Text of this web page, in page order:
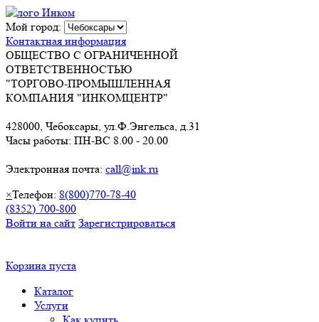
Мой город:
Контактная информация
ОБЩЕСТВО С ОГРАНИЧЕННОЙ
ОТВЕТСТВЕННОСТЬЮ
"ТОРГОВО-ПРОМЫШЛЕННАЯ
КОМПАНИЯ "ИНКОМЦЕНТР"
428000, Чебоксары, ул.Ф.Энгельса, д.31
Часы работы: ПН-ВС 8.00 - 20.00
Электронная почта: call@ink.ru
×Телефон: 8(800)770-78-40
(8352) 700-800
Войти на сайт Зарегистрироваться
Корзина пуста
Каталог
Услуги